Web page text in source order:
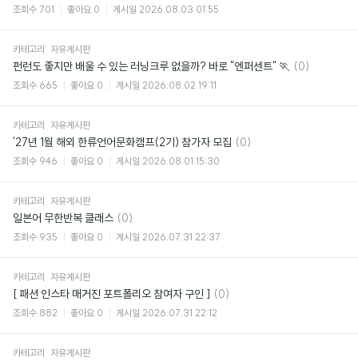
조회수 701 좋아요 0 게시일 2026.08.03 01:55
카테고리 자유게시판
펀런도 좋지만 배울 수 있는 러닝크루 없을까? 바로 "엔퍼센트" 🏃 댓
(0)
조회수 665 좋아요 0 게시일 2026.08.02 19:11
카테고리 자유게시판
'27년 1월 해외 한류언어문화캠프(2기) 참가자 모집 댓
(0)
조회수 946 좋아요 0 게시일 2026.08.01 15:30
카테고리 자유게시판
일본어 무한반복 클래스 댓
글
(0)
조회수 935 좋아요 0 게시일 2026.07.31 22:37
카테고리 자유게시판
[ 패션 인스타 매거진 포트폴리오 참여자 구인 ] 댓
글
(0)
조회수 882 좋아요 0 게시일 2026.07.31 22:12
카테고리 자유게시판